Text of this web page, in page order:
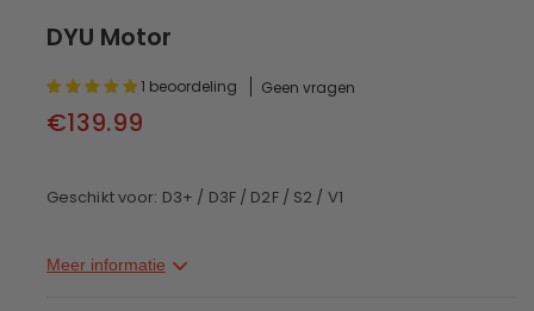
DYU Motor
1 beoordeling Geen vragen
€139.99
Geschikt voor: D3+ / D3F / D2F / S2 / V1
Meer informatie